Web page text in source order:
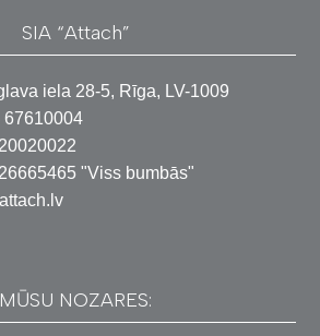
SIA “Attach”
iela 28-5, Rīga, LV-1009
67610004
"Viss bumbās"
MŪSU NOZARES: